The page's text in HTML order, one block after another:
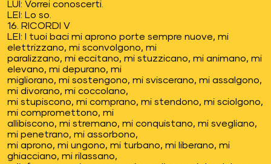
LUI: Vorrei conoscerti.
LEI: Lo so.
16. RICORDI V
LEI: I tuoi baci mi aprono porte sempre nuove, mi
elettrizzano, mi sconvolgono, mi
paralizzano, mi eccitano, mi stuzzicano, mi animano, mi
elevano, mi depurano, mi
migliorano, mi sostengono, mi sviscerano, mi assalgono,
mi divorano, mi coccolano,
mi stupiscono, mi comprano, mi stendono, mi sciolgono,
mi compromettono, mi
allibiscono, mi stremano, mi conquistano, mi svegliano,
mi penetrano, mi assorbono,
mi aprono, mi ungono, mi turbano, mi liberano, mi
ghiacciano, mi rilassano,